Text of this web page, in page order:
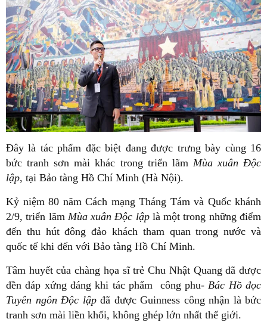
Đây là tác phẩm đặc biệt đang được trưng bày cùng 16
bức tranh sơn mài khác trong triển lãm Mùa xuân Độc
lập, tại Bảo tàng Hồ Chí Minh (Hà Nội).
Kỷ niệm 80 năm Cách mạng Tháng Tám và Quốc khánh
2/9, triển lãm Mùa xuân Độc lậplà một trong những điểm
đến thu hút đông đảo khách tham quan trong nước và
quốc tế khi đến với Bảo tàng Hồ Chí Minh.
Tâm huyết của chàng họa sĩ trẻ Chu Nhật Quang đã được
đền đáp xứng đáng khi tác phẩm công phu- Bác Hồ đọc
Tuyên ngôn Độc lậpđã được Guinness công nhận là bức
tranh sơn mài liền khối, không ghép lớn nhất thế giới.